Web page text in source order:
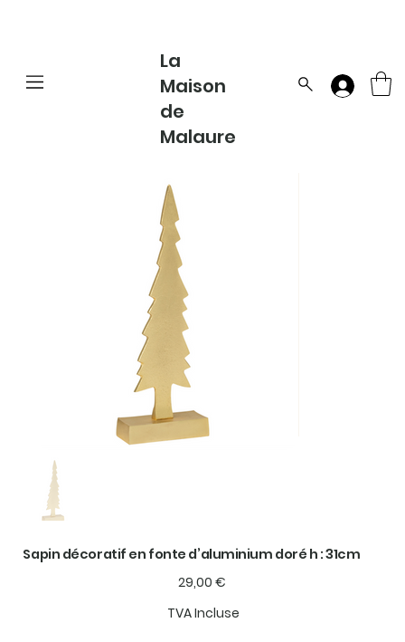
La
Maison
de
Malaure
Sapin décoratif en fonte d’aluminium doré h : 31cm
Prix
29,00 €
TVA Incluse